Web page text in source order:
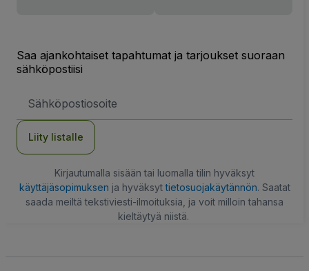
Saa ajankohtaiset tapahtumat ja tarjoukset suoraan
sähköpostiisi
Liity listalle
Kirjautumalla sisään tai luomalla tilin hyväksyt
käyttäjäsopimuksen ja hyväksyttietosuojakäytännön. Saatat
saada meiltä tekstiviesti-ilmoituksia, ja voit milloin tahansa
kieltäytyä niistä.